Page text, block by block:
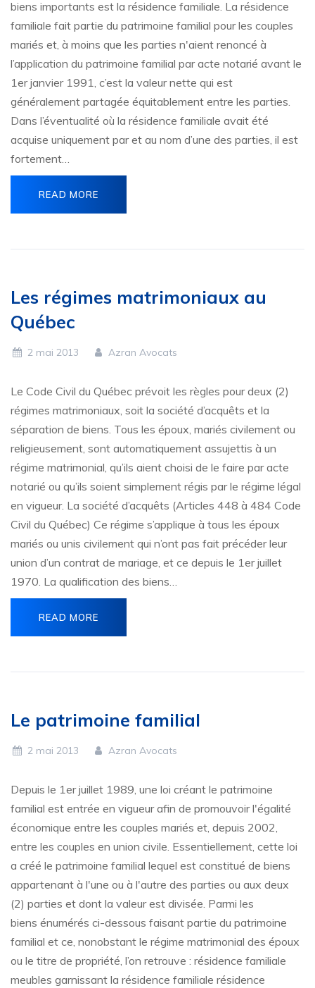
biens importants est la résidence familiale. La résidence
familiale fait partie du patrimoine familial pour les couples
mariés et, à moins que les parties n'aient renoncé à
l’application du patrimoine familial par acte notarié avant le
1er janvier 1991, c’est la valeur nette qui est
généralement partagée équitablement entre les parties.
Dans l’éventualité où la résidence familiale avait été
acquise uniquement par et au nom d’une des parties, il est
fortement…
READ MORE
Les régimes matrimoniaux au
Québec
2 mai 2013 Azran Avocats
Le Code Civil du Québec prévoit les règles pour deux (2)
régimes matrimoniaux, soit la société d’acquêts et la
séparation de biens. Tous les époux, mariés civilement ou
religieusement, sont automatiquement assujettis à un
régime matrimonial, qu’ils aient choisi de le faire par acte
notarié ou qu’ils soient simplement régis par le régime légal
en vigueur. La société d’acquêts (Articles 448 à 484 Code
Civil du Québec) Ce régime s’applique à tous les époux
mariés ou unis civilement qui n’ont pas fait précéder leur
union d’un contrat de mariage, et ce depuis le 1er juillet
1970. La qualification des biens…
READ MORE
Le patrimoine familial
2 mai 2013 Azran Avocats
Depuis le 1er juillet 1989, une loi créant le patrimoine
familial est entrée en vigueur afin de promouvoir l'égalité
économique entre les couples mariés et, depuis 2002,
entre les couples en union civile. Essentiellement, cette loi
a créé le patrimoine familial lequel est constitué de biens
appartenant à l'une ou à l'autre des parties ou aux deux
(2) parties et dont la valeur est divisée. Parmi les
biens énumérés ci-dessous faisant partie du patrimoine
familial et ce, nonobstant le régime matrimonial des époux
ou le titre de propriété, l’on retrouve : résidence familiale
meubles garnissant la résidence familiale résidence